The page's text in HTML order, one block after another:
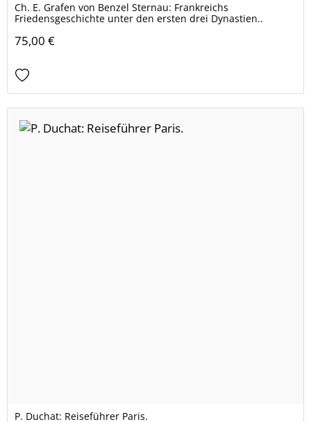
Ch. E. Grafen von Benzel Sternau: Frankreichs
Friedensgeschichte unter den ersten drei Dynastien..
75,00 €
P. Duchat: Reiseführer Paris.